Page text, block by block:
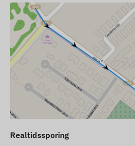
efter en langsigtet og pålidelig
international brug, anbefaler vi
moderne4G (LTE)
-enheder,
dækning og hurtigere
Vi bestræber os på løbende at
nøjagtigheden af data og
hjemmesiden. Bemærk dog
producenten forbeholder sig
produktspecifikationer eller
faktiske udseende afvige
Realtidssporing